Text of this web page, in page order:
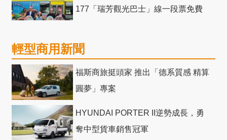
177「瑞芳觀光巴士」線一段票免費
輕型商用新聞
福斯商旅挺頭家 推出「德系質感 精算
圓夢」專案
HYUNDAI PORTER II逆勢成長，勇
奪中型貨車銷售冠軍